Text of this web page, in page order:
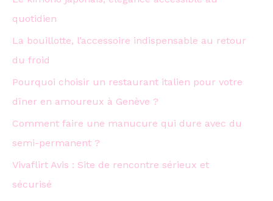
quotidien
La bouillotte, l’accessoire indispensable au retour
du froid
Pourquoi choisir un restaurant italien pour votre
dîner en amoureux à Genève ?
Comment faire une manucure qui dure avec du
semi-permanent ?
Vivaflirt Avis : Site de rencontre sérieux et
sécurisé